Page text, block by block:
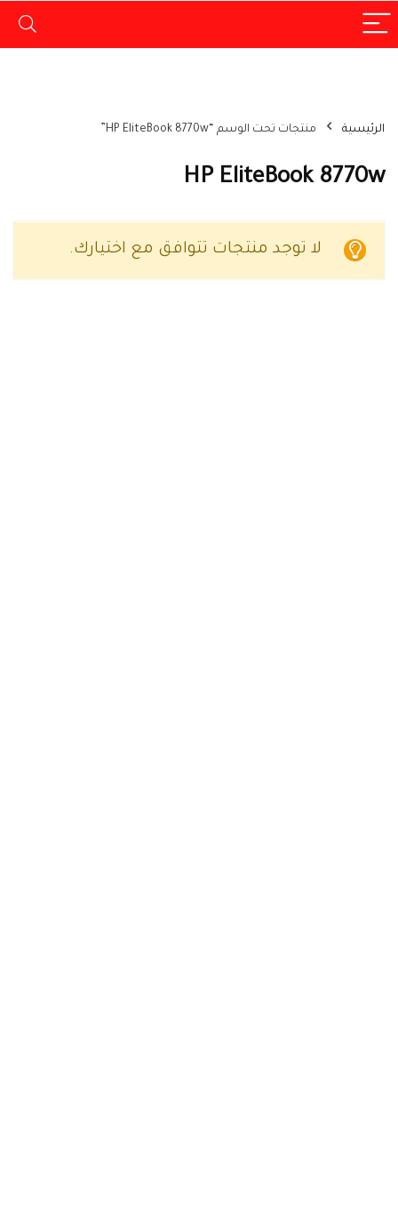
الرئيسية منتجات تحت الوسم “HP EliteBook 8770w”
HP EliteBook 8770w
لا توجد منتجات تتوافق مع اختيارك.